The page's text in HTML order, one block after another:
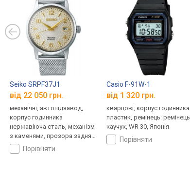
Seiko SRPF37J1
від 22 050 грн.
механічні, автопідзавод,
корпус годинника
нержавіюча сталь, механізм
з каменями, прозора задня
кришка, ремінець:
міланський браслет, WR 50,
порівняти
Casio F-91W-1
від 1 320 грн.
кварцові, корпус годинника
пластик, ремінець: ремінець
каучук, WR 30, Японія
порівняти